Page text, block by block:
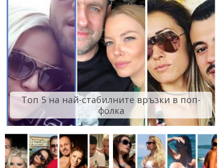
Топ 5 на най-стабилните връзки в поп-
фолка